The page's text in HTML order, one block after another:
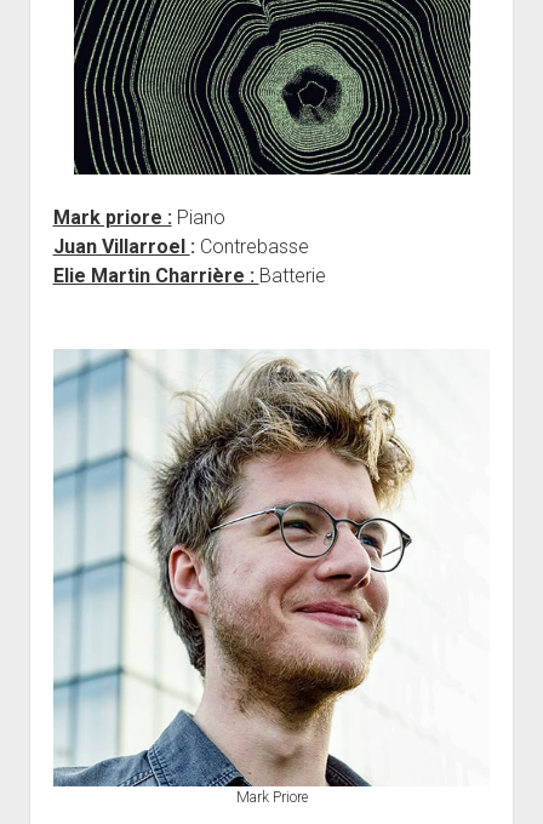
Mark priore : Piano
Juan Villarroel : Contrebasse
Elie Martin Charrière : Batterie
Mark Priore